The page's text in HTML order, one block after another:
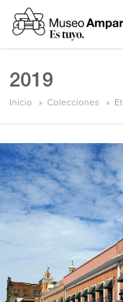
2019
Inicio Colecciones